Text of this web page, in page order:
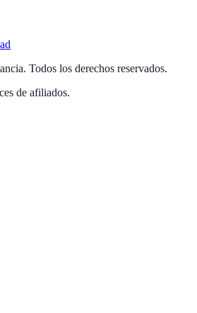
. Todos los derechos reservados.
de afiliados.